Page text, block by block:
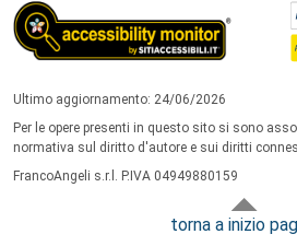
Ultimo aggiornamento: 24/06/2026
Per le opere presenti in questo sito si sono
normativa sul diritto d'autore e sui diritti
FrancoAngeli s.r.l. P.IVA 04949880159
torna a inizio